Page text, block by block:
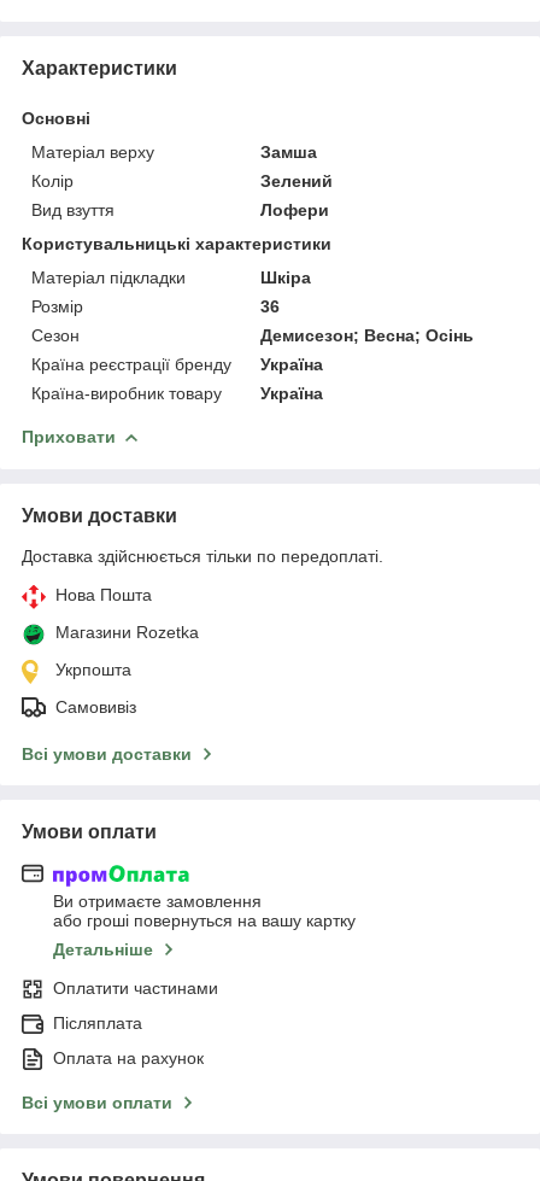
Характеристики
Основні
Матеріал верху
Замша
Колір
Зелений
Вид взуття
Лофери
Користувальницькі характеристики
Матеріал підкладки
Шкіра
Розмір
36
Сезон
Демисезон; Весна; Осінь
Країна реєстрації бренду
Україна
Країна-виробник товару
Україна
Приховати
Умови доставки
Доставка здійснюється тільки по передоплаті.
Нова Пошта
Магазини Rozetka
Укрпошта
Самовивіз
Всі умови доставки
Умови оплати
Ви отримаєте замовлення
або гроші повернуться на вашу картку
Детальніше
Оплатити частинами
Післяплата
Оплата на рахунок
Всі умови оплати